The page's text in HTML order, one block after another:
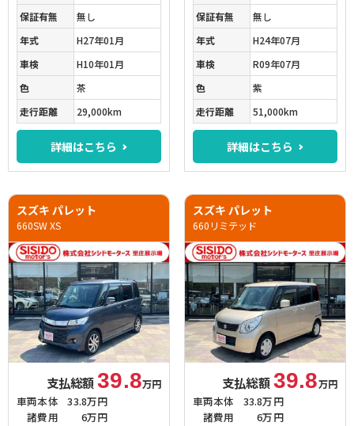
保証有無
無し
年式
H27年01月
車検
H10年01月
色
茶
走行距離
29,000km
詳細はこちら
保証有無
無し
年式
H24年07月
車検
R09年07月
色
紫
走行距離
51,000km
詳細はこちら
スズキ パレット
660SW XS
支払総額39.8万円
車両本体
33.8万円
諸費用
6万円
スズキ パレット
660リミテッド
支払総額39.8万円
車両本体
33.8万円
諸費用
6万円